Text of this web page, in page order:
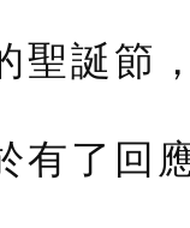
聖誕節
有了回